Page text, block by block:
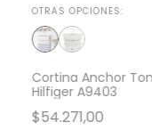
OTRAS OPCIONES:
Cortina Anchor
Hilfiger A9403
$54.271,00